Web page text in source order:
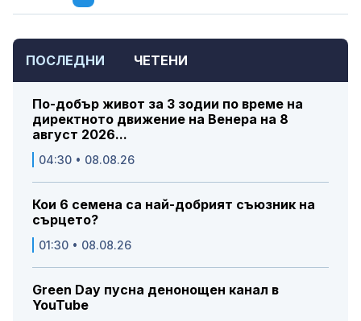
ПОСЛЕДНИ ЧЕТЕНИ
По-добър живот за 3 зодии по време на
директното движение на Венера на 8
август 2026...
04:30 • 08.08.26
Кои 6 семена са най-добрият съюзник на
сърцето?
01:30 • 08.08.26
Green Day пусна денонощен канал в
YouTube